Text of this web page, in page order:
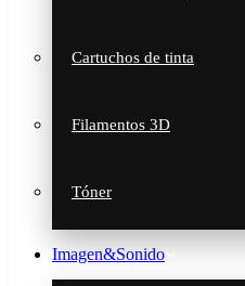
Cartuchos de tinta
Filamentos 3D
Tóner
Imagen&Sonido